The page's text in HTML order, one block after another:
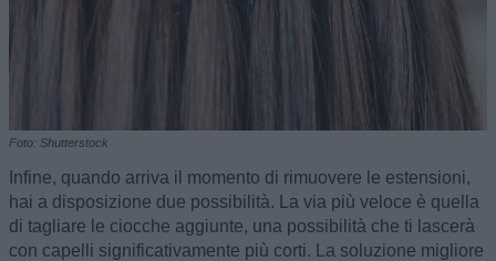
Foto: Shutterstock
Infine, quando arriva il momento di rimuovere le estensioni,
hai a disposizione due possibilità. La via più veloce è quella
di tagliare le ciocche aggiunte, una possibilità che ti lascerà
con capelli significativamente più corti. La soluzione migliore